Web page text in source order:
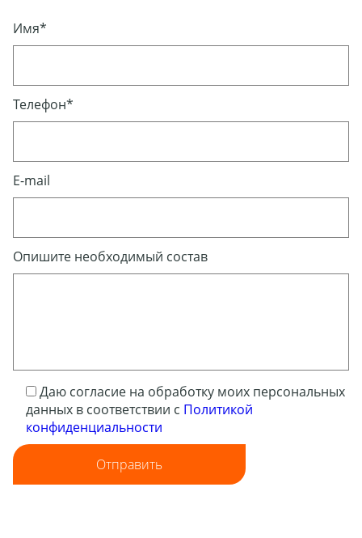
Имя*
Телефон*
E-mail
Опишите необходимый состав
Даю согласие на обработку моих персональных
данных в соответствии с Политикой
конфиденциальности
Отправить